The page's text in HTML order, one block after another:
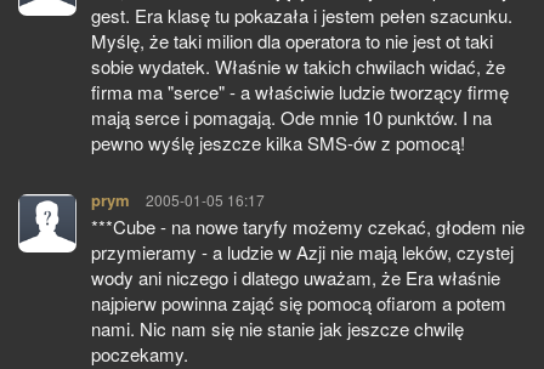
gest. Era klasę tu pokazała i jestem pełen szacunku.
Myślę, że taki milion dla operatora to nie jest ot taki
sobie wydatek. Właśnie w takich chwilach widać, że
firma ma "serce" - a właściwie ludzie tworzący firmę
mają serce i pomagają. Ode mnie 10 punktów. I na
pewno wyślę jeszcze kilka SMS-ów z pomocą!
prym pisze:
2005-01-05 16:17
***Cube - na nowe taryfy możemy czekać, głodem nie
przymieramy - a ludzie w Azji nie mają leków, czystej
wody ani niczego i dlatego uważam, że Era właśnie
najpierw powinna zająć się pomocą ofiarom a potem
nami. Nic nam się nie stanie jak jeszcze chwilę
poczekamy.